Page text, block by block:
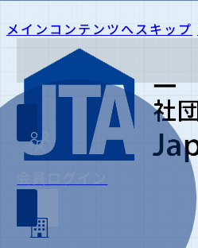
メインコンテンツへスキップ